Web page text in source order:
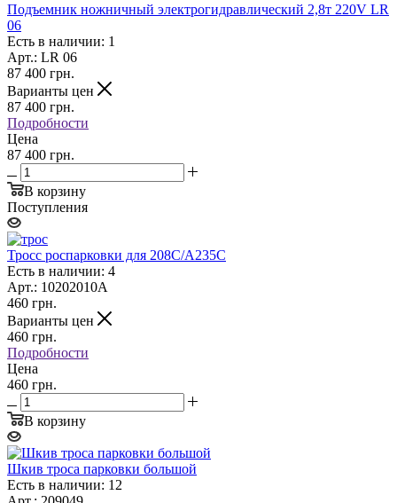
Подъемник ножничный электрогидравлический 2,8т 220V LR
06
Есть в наличии: 1
Арт.: LR 06
87 400 грн.
Варианты цен
87 400 грн.
Подробности
Цена
87 400 грн.
В корзину
Поступления
Тросс роспарковки для 208С/А235С
Есть в наличии: 4
Арт.: 10202010А
460 грн.
Варианты цен
460 грн.
Подробности
Цена
460 грн.
В корзину
Шкив троса парковки большой
Есть в наличии: 12